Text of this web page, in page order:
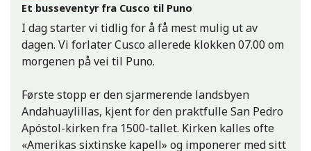
Et busseventyr fra Cusco til Puno
I dag starter vi tidlig for å få mest mulig ut av
dagen. Vi forlater Cusco allerede klokken 07.00 om
morgenen på vei til Puno.
Første stopp er den sjarmerende landsbyen
Andahuaylillas, kjent for den praktfulle San Pedro
Apóstol-kirken fra 1500-tallet. Kirken kalles ofte
«Amerikas sixtinske kapell» og imponerer med sitt